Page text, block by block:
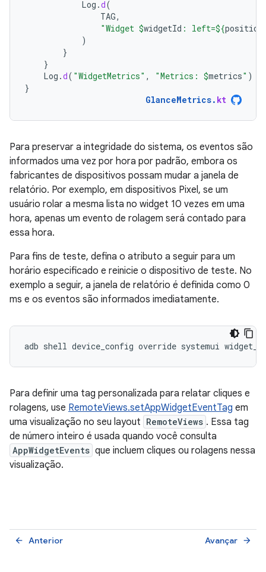
Log .d(
TAG,
"Widget $widgetId : left=${position
)
}
}
Log .d( "WidgetMetrics" , "Metrics: $metrics" )
}
GlanceMetrics. kt
Para preservar a integridade do sistema, os eventos são
informados uma vez por hora por padrão, embora os
fabricantes de dispositivos possam mudar a janela de
relatório. Por exemplo, em dispositivos Pixel, se um
usuário rolar a mesma lista no widget 10 vezes em uma
hora, apenas um evento de rolagem será contado para
essa hora.
Para fins de teste, defina o atributo a seguir para um
horário especificado e reinicie o dispositivo de teste. No
exemplo a seguir, a janela de relatório é definida como 0
ms e os eventos são informados imediatamente.
Para definir uma tag personalizada para relatar cliques e
rolagens, use RemoteViews.setAppWidgetEventTag em
uma visualização no seu layout RemoteViews . Essa tag
de número inteiro é usada quando você consulta
AppWidgetEvents que incluem cliques ou rolagens nessa
visualização.
Anterior
arrow_back Avançar arrow_forward